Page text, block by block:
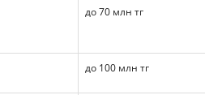
до 70 млн тг
до 100 млн тг